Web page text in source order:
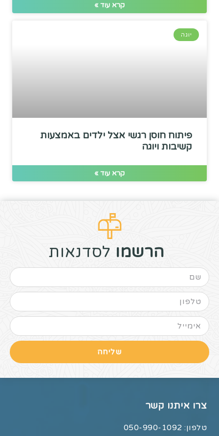
קרא עוד »
יוגה
פיתוח חוסן רגשי אצל ילדים באמצעות
קשיבות ויוגה
קרא עוד »
הרשמו לסדנאות
שליחה
צרו איתנו קשר
טלפון: